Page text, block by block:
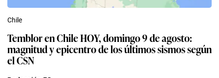
Chile
Temblor en Chile HOY, domingo 9 de agosto:
magnitud y epicentro de los últimos sismos según
el CSN